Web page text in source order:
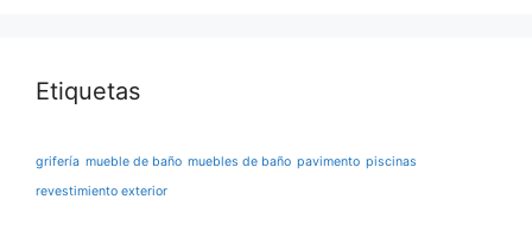
Etiquetas
grifería mueble de baño muebles de baño pavimento piscinas
revestimiento exterior